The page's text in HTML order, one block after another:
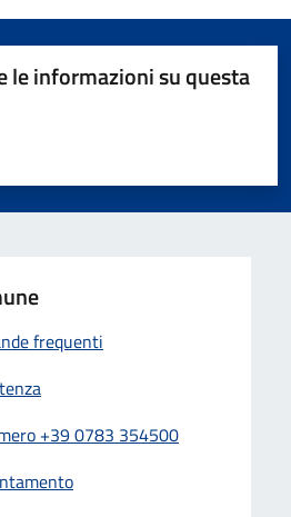
le informazioni su questa
su 5
su 5
5
frequenti
+39 0783 354500